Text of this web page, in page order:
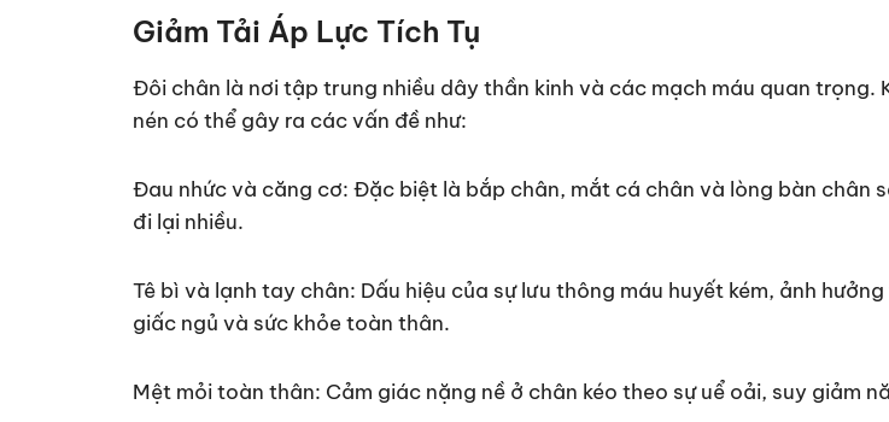
Giảm Tải Áp Lực Tích Tụ
Đôi chân là nơi tập trung nhiều dây thần kinh và các mạch máu quan trọng.
nén có thể gây ra các vấn đề như:
Đau nhức và căng cơ: Đặc biệt là bắp chân, mắt cá chân và lòng bàn chân
đi lại nhiều.
Tê bì và lạnh tay chân: Dấu hiệu của sự lưu thông máu huyết kém, ảnh
giấc ngủ và sức khỏe toàn thân.
Mệt mỏi toàn thân: Cảm giác nặng nề ở chân kéo theo sự uể oải, suy giảm